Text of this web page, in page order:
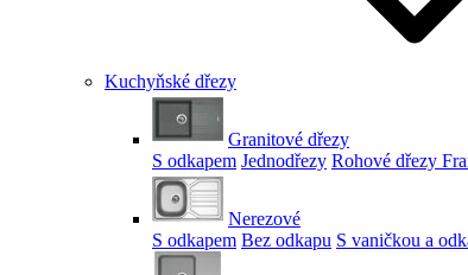
Kuchyňské dřezy
Granitové dřezy
S odkapem Jednodřezy Rohové dřezy
Nerezové
S odkapem Bez odkapu S vaničkou a